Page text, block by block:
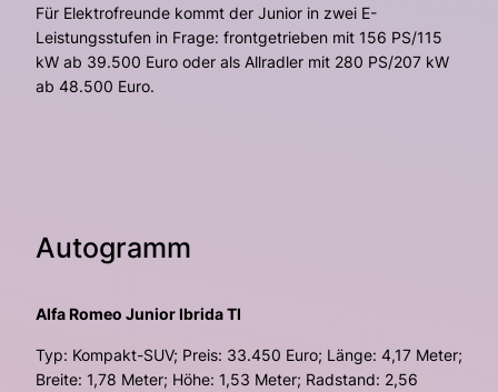
Für Elektrofreunde kommt der Junior in zwei E-
Leistungsstufen in Frage: frontgetrieben mit 156 PS/115
kW ab 39.500 Euro oder als Allradler mit 280 PS/207 kW
ab 48.500 Euro.
Autogramm
Alfa Romeo Junior Ibrida TI
Typ: Kompakt-SUV; Preis: 33.450 Euro; Länge: 4,17 Meter;
Breite: 1,78 Meter; Höhe: 1,53 Meter; Radstand: 2,56